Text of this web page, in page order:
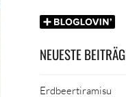
NEUESTE
Erdbeertiramisu